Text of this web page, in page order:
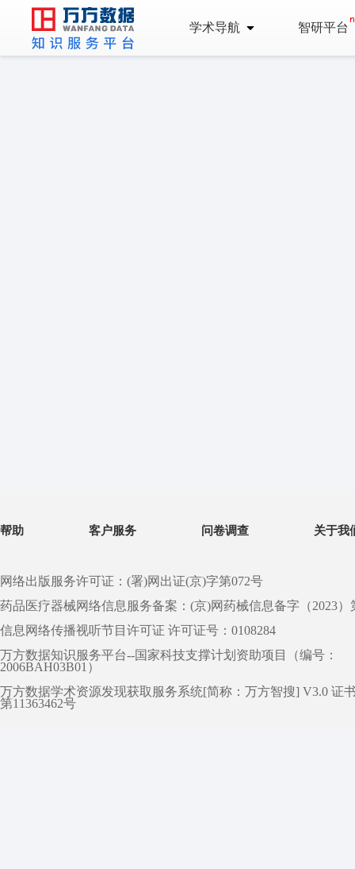
学术导航 智研平台
帮助 客户服务 问卷调查 关于我
网络出版服务许可证：(署)网出证(京)字第072号
药品医疗器械网络信息服务备案：(京)网药械信息备字（2023）
信息网络传播视听节目许可证 许可证号：0108284
万方数据知识服务平台--国家科技支撑计划资助项目（编号：
2006BAH03B01）
万方数据学术资源发现获取服务系统[简称：万方智搜] V3.0 证
第11363462号